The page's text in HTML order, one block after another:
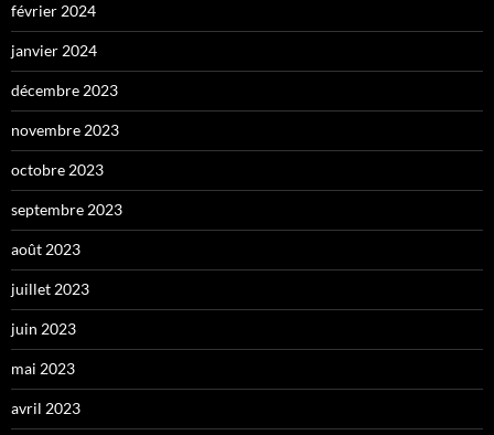
février 2024
janvier 2024
décembre 2023
novembre 2023
octobre 2023
septembre 2023
août 2023
juillet 2023
juin 2023
mai 2023
avril 2023